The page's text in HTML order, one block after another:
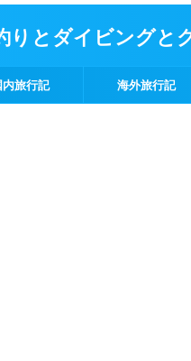
とダイビングと
内旅行記 海外旅行記